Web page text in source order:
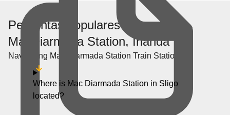
Perguntas populares sobre
MacDiarmada Station, Irlanda
Navigating Mac Diarmada Station Train Station
Where is Mac Diarmada Station in Sligo
located?